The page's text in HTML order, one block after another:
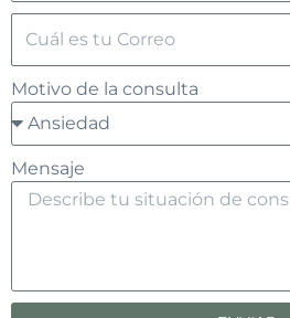
Motivo de la consulta
Mensaje